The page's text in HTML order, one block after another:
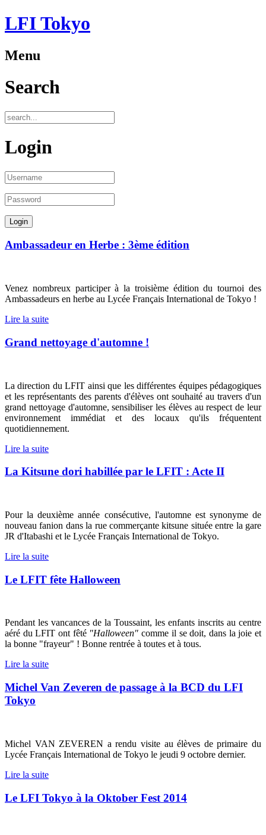
LFI Tokyo
Menu
Search
Login
Ambassadeur en Herbe : 3ème édition
Venez nombreux participer à la troisième édition du tournoi des
Ambassadeurs en herbe au Lycée Français International de Tokyo !
Lire la suite
Grand nettoyage d'automne !
La direction du LFIT ainsi que les différentes équipes pédagogiques
et les représentants des parents d'élèves ont souhaité au travers d'un
grand nettoyage d'automne, sensibiliser les élèves au respect de leur
environnement immédiat et des locaux qu'ils fréquentent
quotidiennement.
Lire la suite
La Kitsune dori habillée par le LFIT : Acte II
Pour la deuxième année consécutive, l'automne est synonyme de
nouveau fanion dans la rue commerçante kitsune située entre la gare
JR d'Itabashi et le Lycée Français International de Tokyo.
Lire la suite
Le LFIT fête Halloween
Pendant les vancances de la Toussaint, les enfants inscrits au centre
aéré du LFIT ont fêté "Halloween" comme il se doit, dans la joie et
la bonne "frayeur" ! Bonne rentrée à toutes et à tous.
Lire la suite
Michel Van Zeveren de passage à la BCD du LFI
Tokyo
Michel VAN ZEVEREN a rendu visite au élèves de primaire du
Lycée Français International de Tokyo le jeudi 9 octobre dernier.
Lire la suite
Le LFI Tokyo à la Oktober Fest 2014